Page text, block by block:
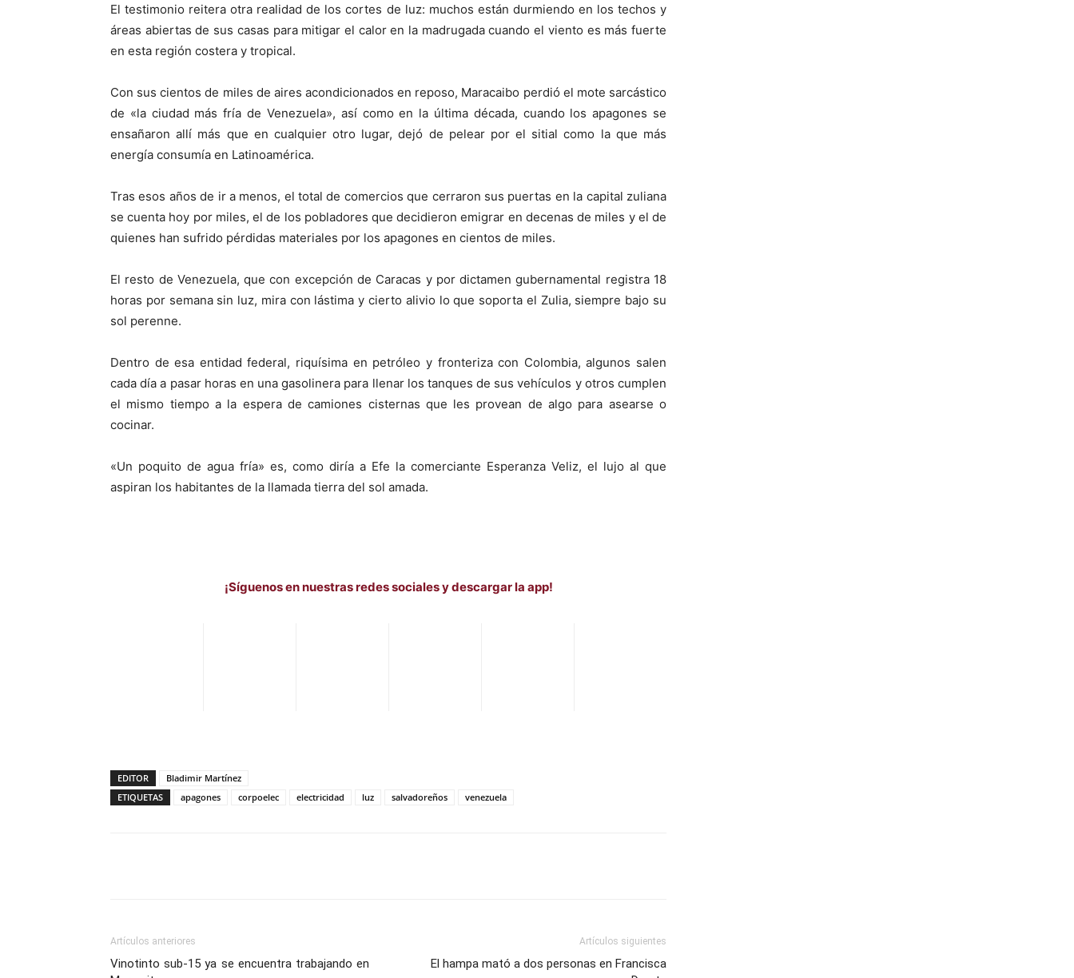
El testimonio reitera otra realidad de los cortes de luz: muchos están durmiendo en los techos y
áreas abiertas de sus casas para mitigar el calor en la madrugada cuando el viento es más fuerte
en esta región costera y tropical.
Con sus cientos de miles de aires acondicionados en reposo, Maracaibo perdió el mote sarcástico
de «la ciudad más fría de Venezuela», así como en la última década, cuando los apagones se
ensañaron allí más que en cualquier otro lugar, dejó de pelear por el sitial como la que más
energía consumía en Latinoamérica.
Tras esos años de ir a menos, el total de comercios que cerraron sus puertas en la capital zuliana
se cuenta hoy por miles, el de los pobladores que decidieron emigrar en decenas de miles y el de
quienes han sufrido pérdidas materiales por los apagones en cientos de miles.
El resto de Venezuela, que con excepción de Caracas y por dictamen gubernamental registra 18
horas por semana sin luz, mira con lástima y cierto alivio lo que soporta el Zulia, siempre bajo su
sol perenne.
Dentro de esa entidad federal, riquísima en petróleo y fronteriza con Colombia, algunos salen
cada día a pasar horas en una gasolinera para llenar los tanques de sus vehículos y otros cumplen
el mismo tiempo a la espera de camiones cisternas que les provean de algo para asearse o
cocinar.
«Un poquito de agua fría» es, como diría a Efe la comerciante Esperanza Veliz, el lujo al que
aspiran los habitantes de la llamada tierra del sol amada.
¡Síguenos en nuestras redes sociales y descargar la app!
EDITOR
Bladimir Martínez
ETIQUETAS
apagones corpoelec electricidad luz salvadoreños venezuela
Artículos anteriores
Vinotinto sub-15 ya se encuentra trabajando en
Artículos siguientes
El hampa mató a dos personas en Francisca